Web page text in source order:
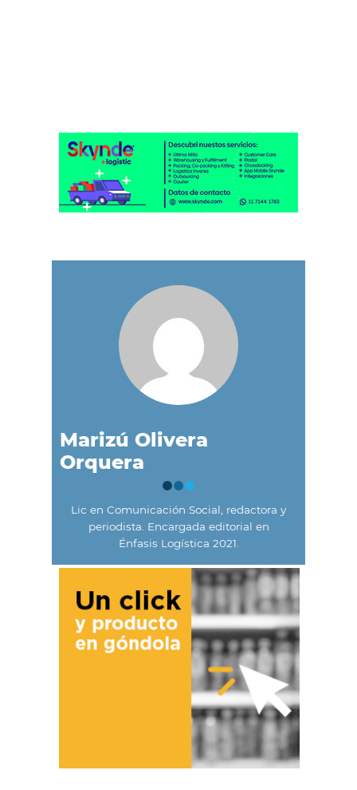
Marizú Olivera
Orquera
Lic en Comunicación Social, redactora y
periodista. Encargada editorial en
Énfasis Logística 2021.